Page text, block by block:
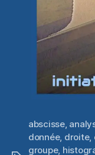
abscisse,
donnée, droite,
groupe,